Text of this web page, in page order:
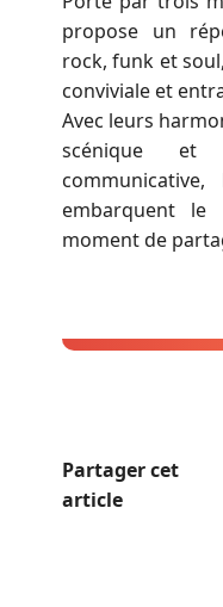
propose un
rock, funk et
conviviale et
Avec leurs
scénique et
embarquent
moment de
Partager cet
article